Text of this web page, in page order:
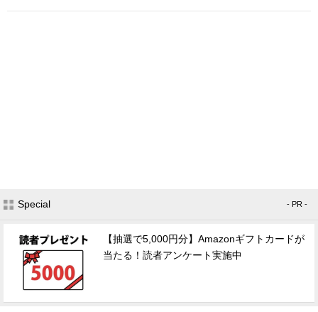
Special - PR -
【抽選で5,000円分】Amazonギフトカードが
当たる！読者アンケート実施中